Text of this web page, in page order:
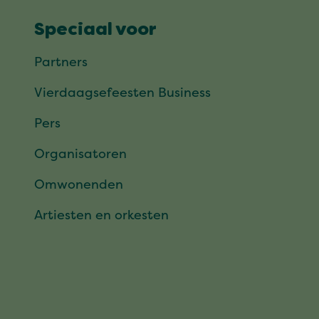
Speciaal voor
Partners
Vierdaagsefeesten Business
Pers
Organisatoren
Omwonenden
Artiesten en orkesten